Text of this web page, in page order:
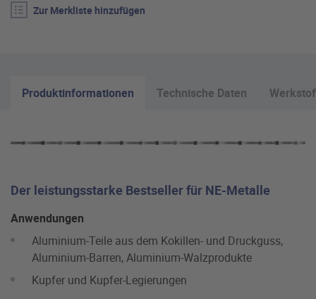
Zur Merkliste hinzufügen
Produktinformationen Technische Daten
Der leistungsstarke Bestseller für NE-Metalle
Anwendungen
Aluminium-Teile aus dem Kokillen- und Druckguss,
Aluminium-Barren, Aluminium-Walzprodukte
Kupfer und Kupfer-Legierungen